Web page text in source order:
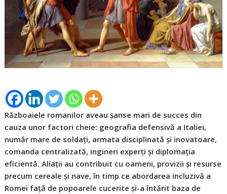
Războaiele romanilor aveau șanse mari de succes din
cauza unor factori cheie: geografia defensivă a Italiei,
număr mare de soldați, armata disciplinată și inovatoare,
comanda centralizată, ingineri experți și diplomația
eficientă. Aliații au contribuit cu oameni, provizii și resurse
precum cereale și nave, în timp ce abordarea incluzivă a
Romei față de popoarele cucerite și-a întărit baza de